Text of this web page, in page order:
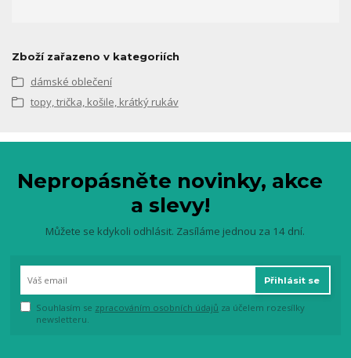
Zboží zařazeno v kategoriích
dámské oblečení
topy, trička, košile, krátký rukáv
Nepropásněte novinky, akce
a slevy!
Můžete se kdykoli odhlásit. Zasíláme jednou za 14 dní.
Přihlásit se
Souhlasím se zpracováním osobních údajů za účelem rozesílky
newsletteru.